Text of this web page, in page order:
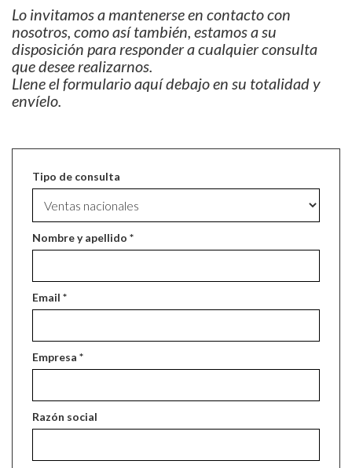
Lo invitamos a mantenerse en contacto con
nosotros, como así también, estamos a su
disposición para responder a cualquier consulta
que desee realizarnos.
Llene el formulario aquí debajo en su totalidad y
envíelo.
Tipo de consulta
Nombre y apellido *
Email *
Empresa *
Razón social